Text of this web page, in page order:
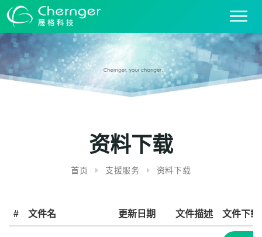
T
o
g
l
e
n
资料下载
首页 支援服务 资料下载
# 文件名 更新日期 文件描述 文件下载